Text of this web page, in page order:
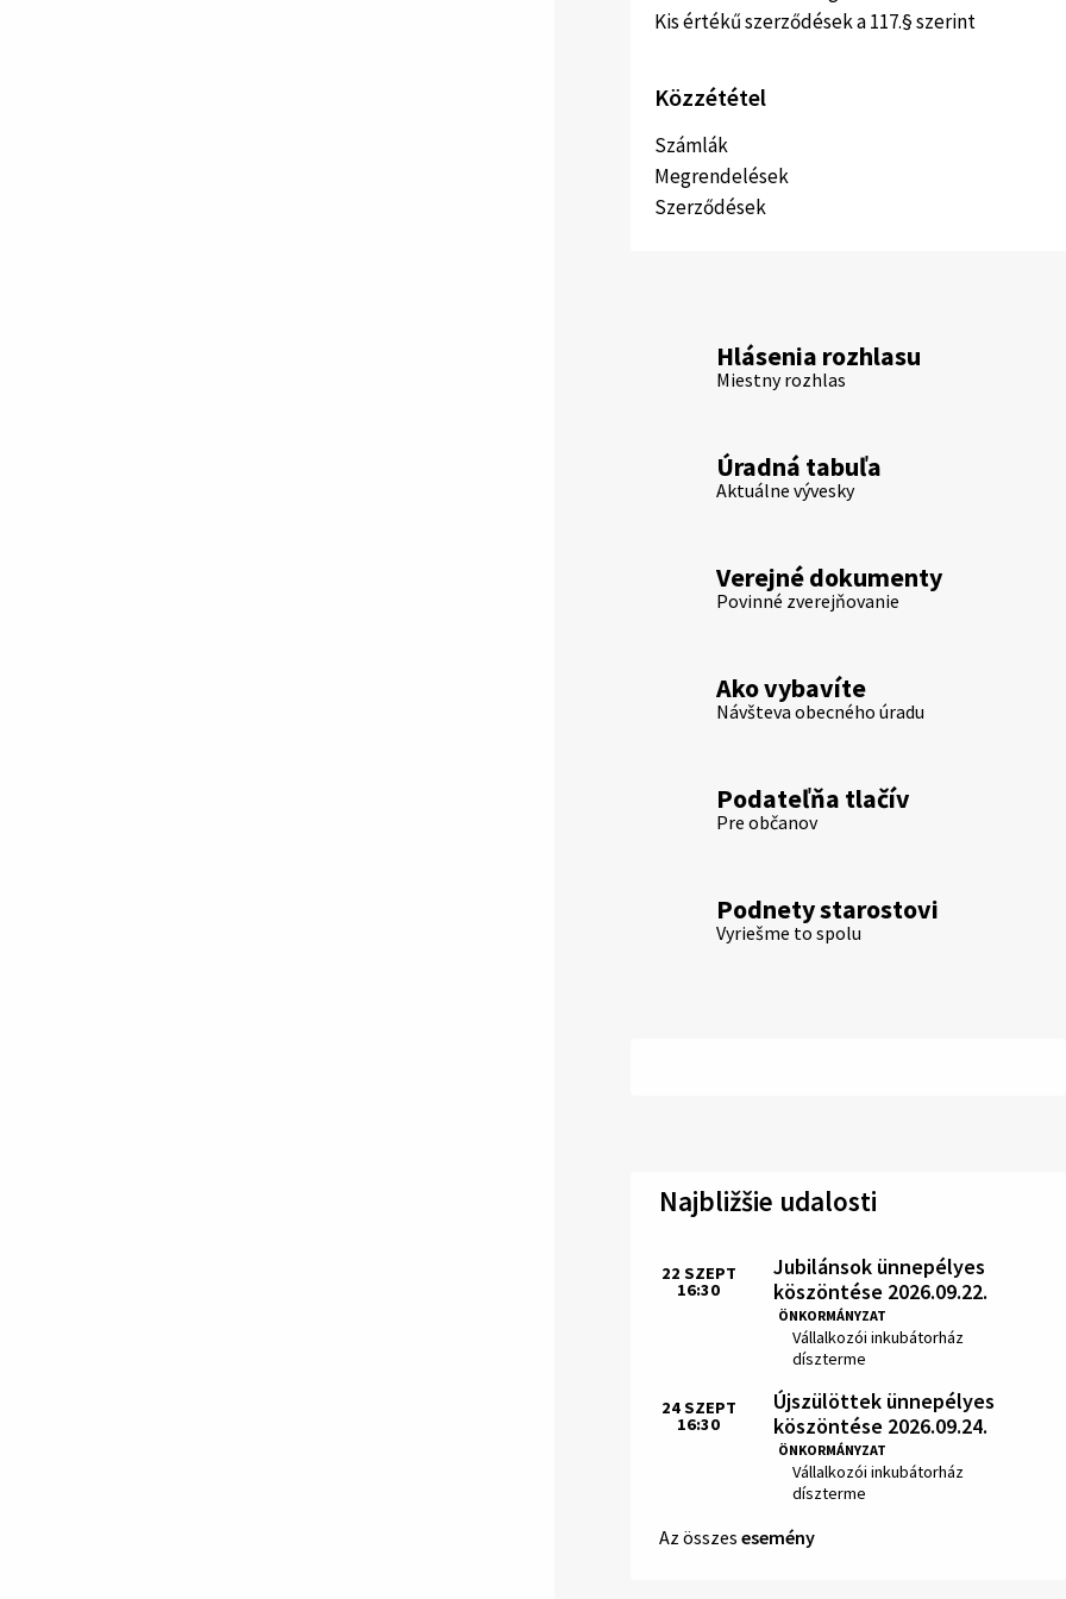
Kis értékű szerződések a 117.§ szerint
Közzététel
Számlák
Megrendelések
Szerződések
Hlásenia rozhlasu
Miestny rozhlas
Úradná tabuľa
Aktuálne vývesky
Verejné dokumenty
Povinné zverejňovanie
Ako vybavíte
Návšteva obecného úradu
Podateľňa tlačív
Pre občanov
Podnety starostovi
Vyriešme to spolu
Najbližšie udalosti
Jubilánsok ünnepélyes
köszöntése 2026.09.22.
ÖNKORMÁNYZAT
Hely:
Vállalkozói inkubátorház
díszterme
Idő:
22 SZEPT
16:30
Újszülöttek ünnepélyes
köszöntése 2026.09.24.
ÖNKORMÁNYZAT
Hely:
Vállalkozói inkubátorház
díszterme
Idő:
24SZEPT
16:30
Az összes esemény